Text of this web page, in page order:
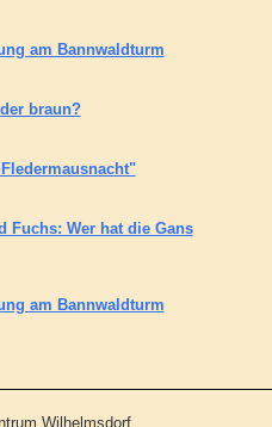
am Bannwaldturm
braun?
Fuchs: Wer hat die Gans
am Bannwaldturm